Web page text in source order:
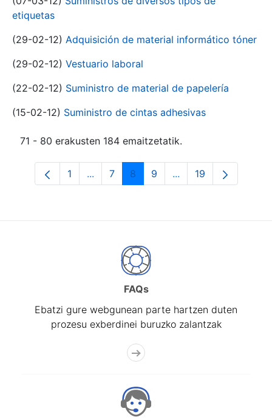
etiquetas
(29-02-12) Adquisición de material informático tóner
(29-02-12) Vestuario laboral
(22-02-12) Suministro de material de papelería
(15-02-12) Suministro de cintas adhesivas
71 - 80 erakusten 184 emaitzetatik.
Orrialdea
1 ...Intermediate Pages Use TAB to
Orrialdea
7 Orrialdea
8 Orrialdea
9 ...Intermediate Pages
Orrialdea
19
FAQs
Ebatzi gure webgunean parte hartzen duten
prozesu exberdinei buruzko zalantzak